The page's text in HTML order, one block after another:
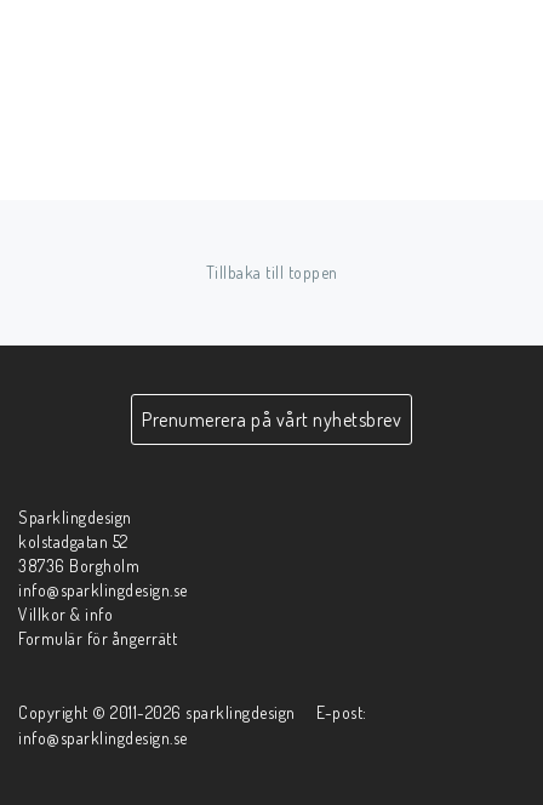
Tillbaka till toppen
Prenumerera på vårt nyhetsbrev
Sparklingdesign
kolstadgatan 52
38736 Borgholm
info@sparklingdesign.se
Villkor & info
Formulär för ångerrätt
Copyright © 2011-2026 sparklingdesign E-post:
info@sparklingdesign.se